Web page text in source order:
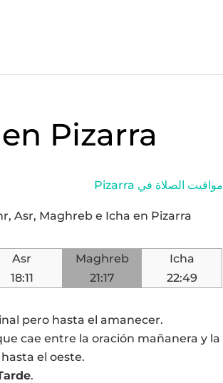
Pizarra
Pizarra مواقيت الصلاة في
Asr, Maghreb e Icha en Pizarra
Asr
18:11
Maghreb
21:17
Icha
22:49
pero hasta el amanecer.
cae entre la oración mañanera y la
el oeste.
.